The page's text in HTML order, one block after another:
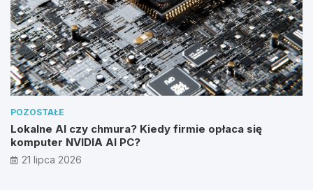
POZOSTAŁE
Lokalne AI czy chmura? Kiedy firmie opłaca się
komputer NVIDIA AI PC?
21 lipca 2026